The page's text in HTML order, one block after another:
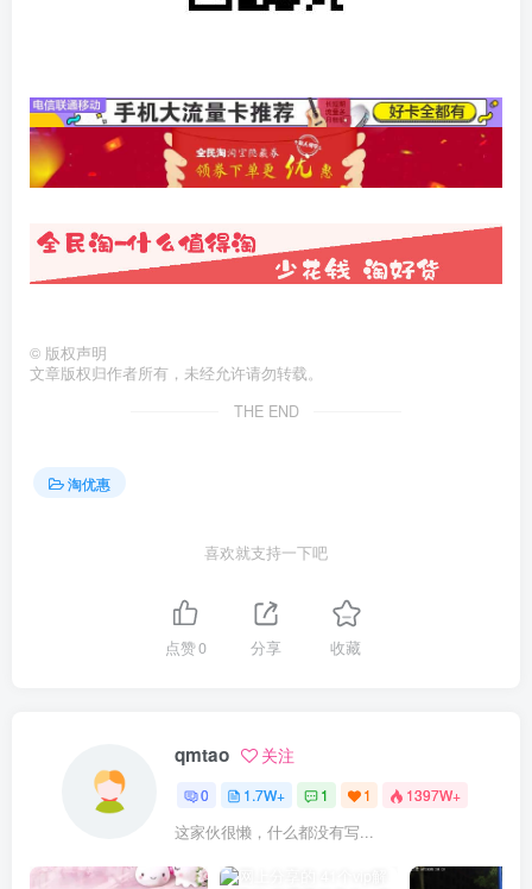
© 版权声明
文章版权归作者所有，未经允许请勿转载。
THE END
淘优惠
喜欢就支持一下吧
点赞0 分享 收藏
qmtao 关注
0 1.7W+ 1 1 1397W+
这家伙很懒，什么都没有写...